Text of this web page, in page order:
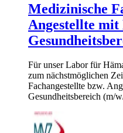
Medizinische
Angestellte
Für unser Labor für
zum nächstmöglichen
Fachangestellte bzw.
Gesundheitsbereich (m/